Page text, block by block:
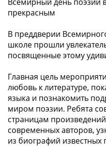
прекрасным
В преддверии
школе прошли
посвященные этому
Главная цель
любовь к литературе,
языка и познакомить
миром поэзии. Ребята
страницам
современных авторов,
из биографий известных